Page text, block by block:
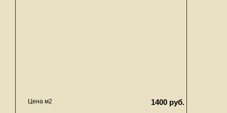
Цена м2
1400 руб.